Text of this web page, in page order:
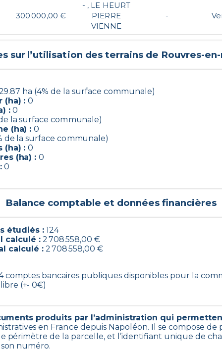
300 000,00 €
- , LE HEURT
PIERRE
VIENNE
-
sur l’utilisation des terrains de Rouvres-
ha (4% de la surface communale)
(ha) :0
:0
la surface communale)
(ha) :0
de la surface communale)
(ha) :0
(ha) :0
:0
Balance comptable et données financières
étudiés :124
calculé :2 708 558,00 €
calculé :2 708 558,00 €
comptes bancaires publiques disponibles pour la
(+- 0€)
produits par l’administration qui
en France depuis Napoléon. Il se compose
périmètre de la parcelle, et l’identifiant unique de
numéro.